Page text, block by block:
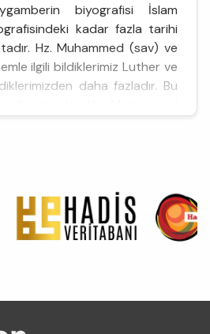
biyografisi İslam
kadar fazla tarihi
Hz. Muhammed (sav) ve
ilgili bildiklerimiz Luther ve
daha fazladır. Bu